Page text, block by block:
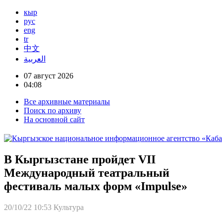
кыр
рус
eng
tr
中文
العربية
07 август 2026
04:08
Все архивные материалы
Поиск по архиву
На основной сайт
В Кыргызстане пройдет VII
Международный театральный
фестиваль малых форм «Impulse»
20/10/22 10:53 Культура